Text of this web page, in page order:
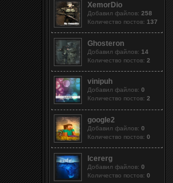
XemorDio
Добавил файлов: 258
Количество постов: 137
Ghosteron
Добавил файлов: 14
Количество постов: 2
vinipuh
Добавил файлов: 0
Количество постов: 2
google2
Добавил файлов: 0
Количество постов: 0
Icererg
Добавил файлов: 0
Количество постов: 0